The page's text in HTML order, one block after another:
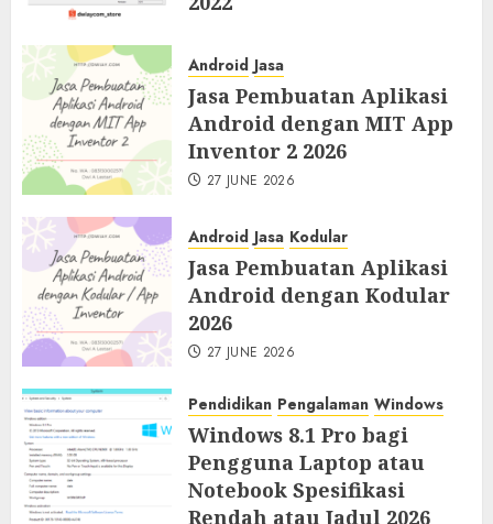
Android Jasa
Jasa Pembuatan Aplikasi
Android dengan MIT App
Inventor 2 2026
27 JUNE 2026
Android Jasa Kodular
Jasa Pembuatan Aplikasi
Android dengan Kodular
2026
27 JUNE 2026
Pendidikan Pengalaman Windows
Windows 8.1 Pro bagi
Pengguna Laptop atau
Notebook Spesifikasi
Rendah atau Jadul 2026